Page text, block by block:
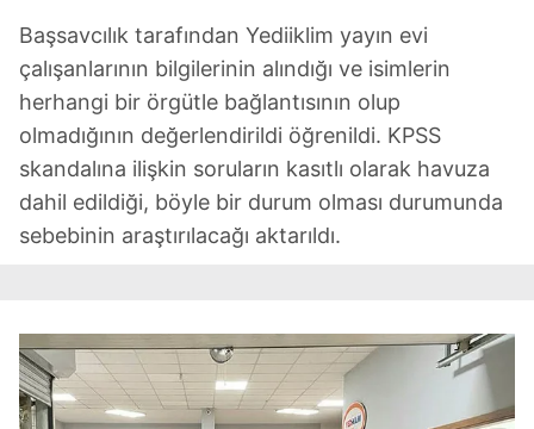
Başsavcılık tarafından Yediiklim yayın evi
çalışanlarının bilgilerinin alındığı ve isimlerin
herhangi bir örgütle bağlantısının olup
olmadığının değerlendirildi öğrenildi. KPSS
skandalına ilişkin soruların kasıtlı olarak havuza
dahil edildiği, böyle bir durum olması durumunda
sebebinin araştırılacağı aktarıldı.